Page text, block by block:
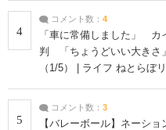
4
コメント数： 4
「車に常備しました」 カ
判 「ちょうどいい大きさ
（1/5） | ライフ ねとらぼ
5
コメント数： 3
【バレーボール】ネーシ